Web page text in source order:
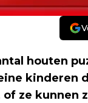
houten
kinderen
ze kunnen